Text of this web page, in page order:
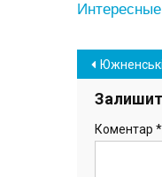
Южненські школярі провели флешмоб,
Коментар *